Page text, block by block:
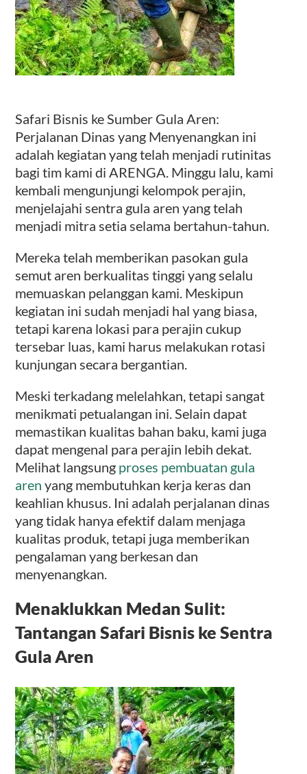
Safari Bisnis ke Sumber Gula Aren:
Perjalanan Dinas yang Menyenangkan ini
adalah kegiatan yang telah menjadi rutinitas
bagi tim kami di ARENGA. Minggu lalu, kami
kembali mengunjungi kelompok perajin,
menjelajahi sentra gula aren yang telah
menjadi mitra setia selama bertahun-tahun.
Mereka telah memberikan pasokan gula
semut aren berkualitas tinggi yang selalu
memuaskan pelanggan kami. Meskipun
kegiatan ini sudah menjadi hal yang biasa,
tetapi karena lokasi para perajin cukup
tersebar luas, kami harus melakukan rotasi
kunjungan secara bergantian.
Meski terkadang melelahkan, tetapi sangat
menikmati petualangan ini. Selain dapat
memastikan kualitas bahan baku, kami juga
dapat mengenal para perajin lebih dekat.
Melihat langsung proses pembuatan gula
aren yang membutuhkan kerja keras dan
keahlian khusus. Ini adalah perjalanan dinas
yang tidak hanya efektif dalam menjaga
kualitas produk, tetapi juga memberikan
pengalaman yang berkesan dan
menyenangkan.
Menaklukkan Medan Sulit:
Tantangan Safari Bisnis ke Sentra
Gula Aren